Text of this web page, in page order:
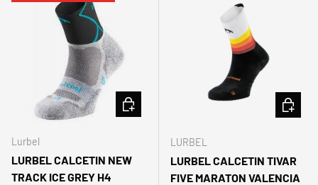
Lurbel
LURBEL CALCETIN NEW
TRACK ICE GREY H4
ELEGIR OPCIONES
LURBEL
LURBEL CALCETIN TIVAR
FIVE MARATON VALENCIA
ELEGIR